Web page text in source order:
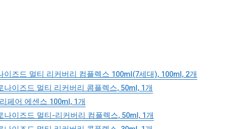
즈드 멀티 리커버리 컴플렉스 100ml(7세대), 100ml, 2개
이즈드 멀티 리커버리 콤플렉스, 50ml, 1개
페어 에센스 100ml, 1개
이즈드 멀티-리커버리 컴플렉스, 50ml, 1개